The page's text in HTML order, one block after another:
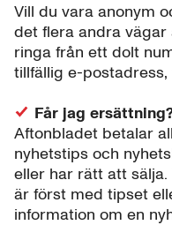
Vill du vara anonym
det flera andra vägar
ringa från ett dolt
tillfällig e-
Får jag
Aftonbladet betalar
nyhetstips och
eller har rätt att
är först med tipset
information om en